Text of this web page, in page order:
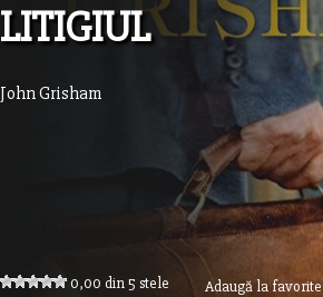
LITIGIUL
John Grisham
0,00 din 5 stele Adaugă la favorite